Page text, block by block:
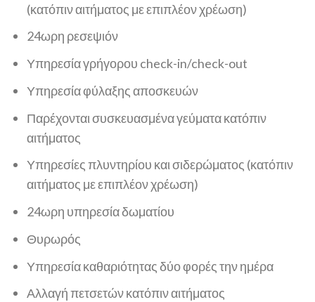
(κατόπιν αιτήματος με επιπλέον χρέωση)
24ωρη ρεσεψιόν
Υπηρεσία γρήγορου check-in/check-out
Υπηρεσία φύλαξης αποσκευών
Παρέχονται συσκευασμένα γεύματα κατόπιν
αιτήματος
Υπηρεσίες πλυντηρίου και σιδερώματος (κατόπιν
αιτήματος με επιπλέον χρέωση)
24ωρη υπηρεσία δωματίου
Θυρωρός
Υπηρεσία καθαριότητας δύο φορές την ημέρα
Αλλαγή πετσετών κατόπιν αιτήματος